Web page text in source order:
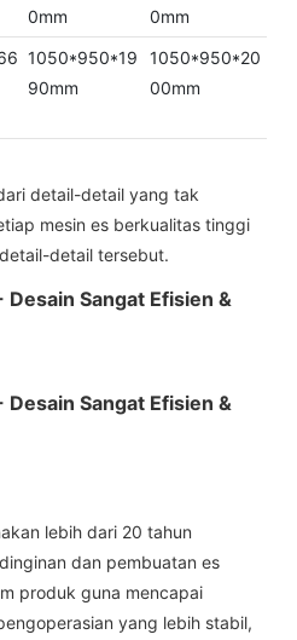
0mm
0mm
1050*950*19
90mm
1050*950*20
00mm
detail-detail yang tak
mesin es berkualitas tinggi
detail tersebut.
lebih dari 20 tahun
dan pembuatan es
produk guna mencapai
yang lebih stabil,